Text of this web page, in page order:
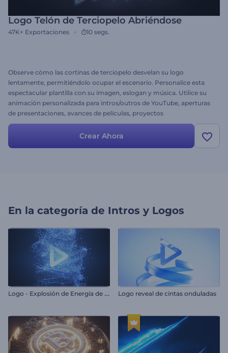
Logo Telón de Terciopelo Abriéndose
47K+ Exportaciones 10 segs.
Observe cómo las cortinas de terciopelo desvelan su logo
lentamente, permitiéndolo ocupar el escenario. Personalice esta
espectacular plantilla con su imagen, eslogan y música. Utilice su
animación personalizada para intros/outros de YouTube, aperturas
de presentaciones, avances de películas, proyectos
cinematográficos y mucho más. Dele a su audiencia algo que no
olvidarán. ¡Pruebe el Logo Telón de Terciopelo Abriéndose ahora!
Crear Ahora
En la categoría de Intros y Logos
L
ogo - Explosión de Energía de Partículas Logo reveal de cintas onduladas